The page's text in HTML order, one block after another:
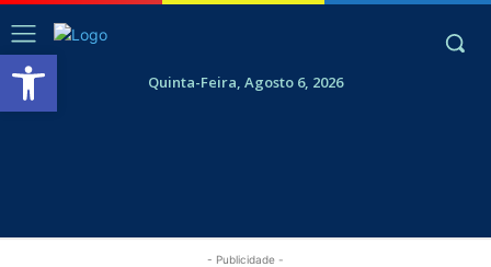
Abrir a barra de ferramentasQuinta-Feira, Agosto 6, 2026
- Publicidade -